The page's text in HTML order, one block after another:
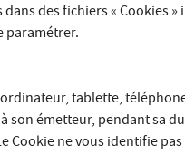
des fichiers «
paramétrer.
tablette,
émetteur, pendant sa
ne vous identifie